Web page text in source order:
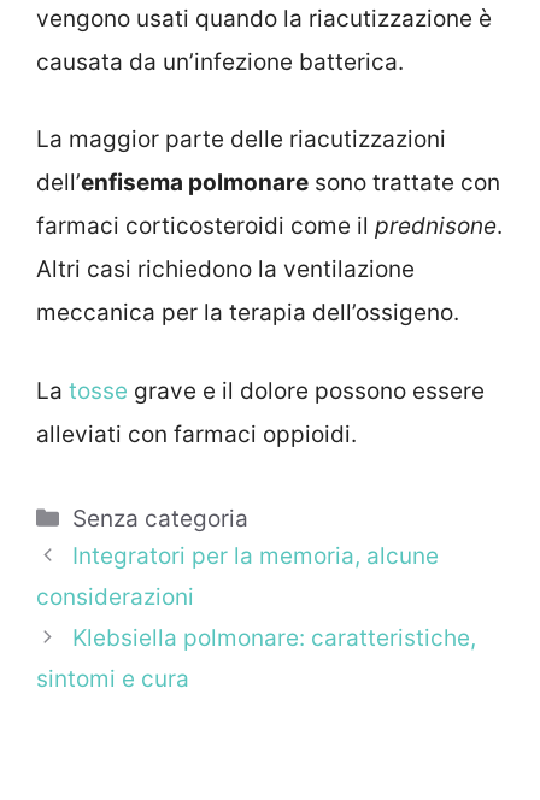
vengono usati quando la riacutizzazione è
causata da un’infezione batterica.
La maggior parte delle riacutizzazioni
dell’enfisema polmonare sono trattate con
farmaci corticosteroidi come il prednisone.
Altri casi richiedono la ventilazione
meccanica per la terapia dell’ossigeno.
La tosse grave e il dolore possono essere
alleviati con farmaci oppioidi.
Categorie
Senza categoria
Integratori per la memoria, alcune
considerazioni
Klebsiella polmonare: caratteristiche,
sintomi e cura